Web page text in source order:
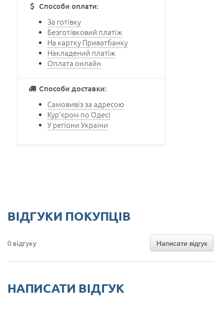
Способи оплати:
За готівку
Безготівковий платіж
На картку Приватбанку
Накладений платіж
Оплата онлайн
Способи доставки:
Самовивіз за адресою
Кур'єром по Одесі
У регіони України
ВІДГУКИ ПОКУПЦІВ
0 відгуку Написати відгук
НАПИСАТИ ВІДГУК